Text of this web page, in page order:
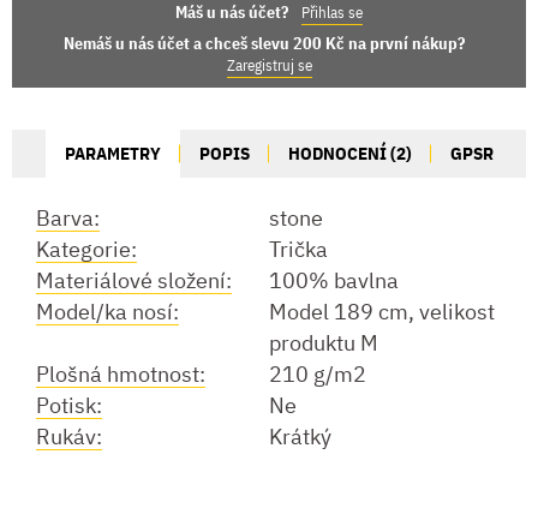
Máš u nás účet? Přihlas se
Nemáš u nás účet a chceš slevu 200 Kč na první nákup?
Zaregistruj se
PARAMETRY POPIS HODNOCENÍ (2) GPSR
Barva:
stone
Kategorie:
Trička
Materiálové složení:
100% bavlna
Model/ka nosí:
Model 189 cm, velikost
produktu M
Plošná hmotnost:
210 g/m2
Potisk:
Ne
Rukáv:
Krátký